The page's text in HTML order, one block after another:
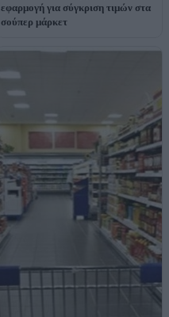
εφαρμογή για σύγκριση τιμών στα
σούπερ μάρκετ